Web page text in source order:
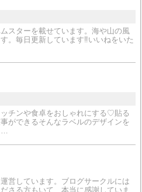
スターを載せています。海や山の風
。毎日更新しています‼️いいねをいた
チンや食卓をおしゃれにする♡貼る
ができるそんなラベルのデザインを
営しています。ブログサークルには
さる方もいて、本当に感謝していま